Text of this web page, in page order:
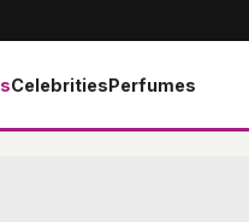
CelebritiesPerfumes